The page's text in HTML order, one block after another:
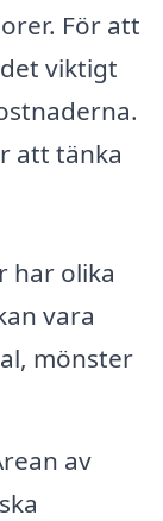
För att
viktigt
att tänka
har olika
vara
mönster
av